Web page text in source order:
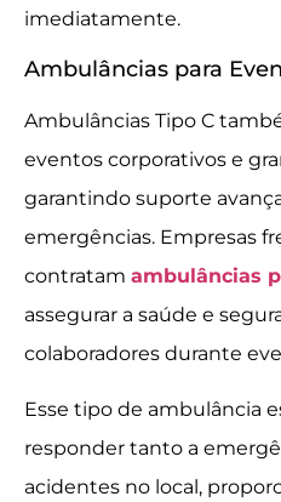
imediatamente.
Ambulâncias para
Ambulâncias Tipo C
eventos corporativos e
garantindo suporte
emergências. Empresas
contratam ambulâncias
assegurar a saúde e
colaboradores durante
Esse tipo de ambulância
responder tanto a
acidentes no local,